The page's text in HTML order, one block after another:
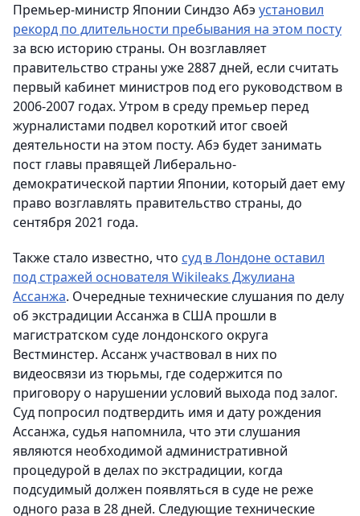
Премьер-министр Японии Синдзо Абэ установил
рекорд по длительности пребывания на этом посту
за всю историю страны. Он возглавляет
правительство страны уже 2887 дней, если считать
первый кабинет министров под его руководством в
2006-2007 годах. Утром в среду премьер перед
журналистами подвел короткий итог своей
деятельности на этом посту. Абэ будет занимать
пост главы правящей Либерально-
демократической партии Японии, который дает ему
право возглавлять правительство страны, до
сентября 2021 года.
Также стало известно, что суд в Лондоне оставил
под стражей основателя Wikileaks Джулиана
Ассанжа. Очередные технические слушания по делу
об экстрадиции Ассанжа в США прошли в
магистратском суде лондонского округа
Вестминстер. Ассанж участвовал в них по
видеосвязи из тюрьмы, где содержится по
приговору о нарушении условий выхода под залог.
Суд попросил подтвердить имя и дату рождения
Ассанжа, судья напомнила, что эти слушания
являются необходимой административной
процедурой в делах по экстрадиции, когда
подсудимый должен появляться в суде не реже
одного раза в 28 дней. Следующие технические